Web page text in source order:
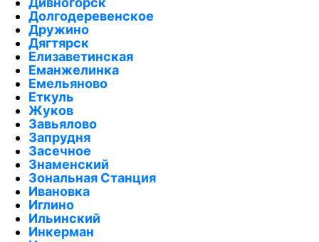
Долгодеревенское
Дружино
Дягтярск
Елизаветинская
Еманжелинка
Емельяново
Еткуль
Жуков
Завьялово
Запрудня
Засечное
Знаменский
Зональная Станция
Ивановка
Иглино
Ильинский
Инкерман